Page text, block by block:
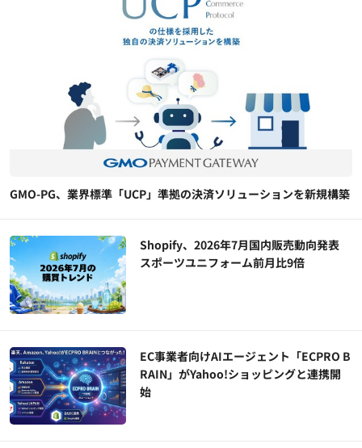
GMO-PG、業界標準「UCP」準拠の決済ソリューションを新規構築
Shopify、2026年7月国内販売動向発表
スポーツユニフォーム前月比9倍
EC事業者向けAIエージェント「ECPRO B
RAIN」がYahoo!ショッピングと連携開
始